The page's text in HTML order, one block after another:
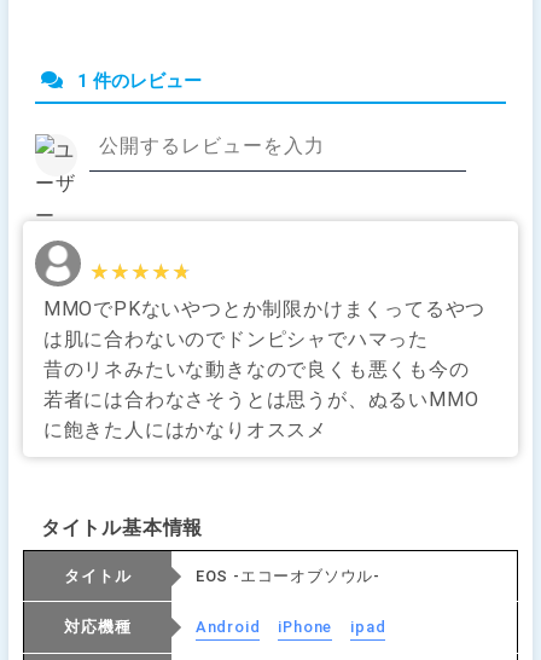
1 件のレビュー
★★★★★
★★★★★
MMOでPKないやつとか制限かけまくってるやつ
は肌に合わないのでドンピシャでハマった
昔のリネみたいな動きなので良くも悪くも今の
若者には合わなさそうとは思うが、ぬるいMMO
に飽きた人にはかなりオススメ
タイトル基本情報
タイトル EOS -エコーオブソウル-
対応機種 Android iPhone ipad